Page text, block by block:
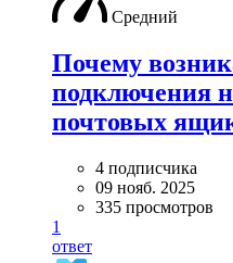
Средний
Почему
подключения
почтовых
4 подписчика
09 нояб. 2025
335 просмотров
1
ответ